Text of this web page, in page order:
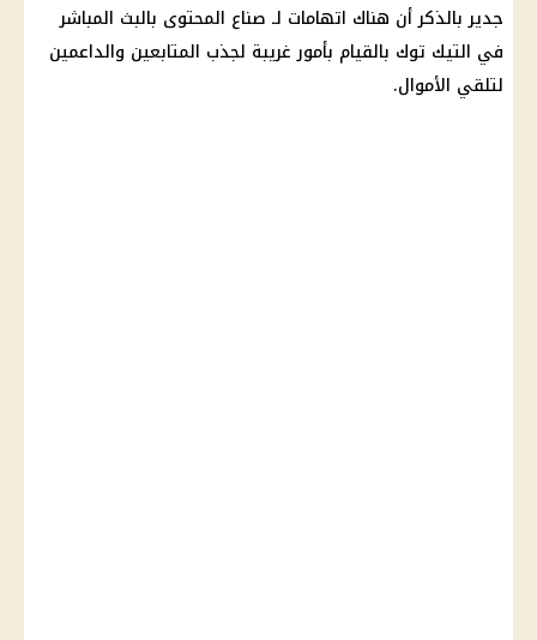
جدير بالذكر أن هناك اتهامات لـ صناع المحتوى بالبث المباشر
في التيك توك بالقيام بأمور غريبة لجذب المتابعين والداعمين
لتلقي الأموال.